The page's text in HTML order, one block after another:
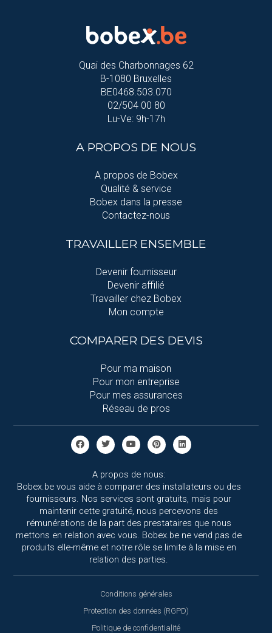
Quai des Charbonnages 62
B-1080 Bruxelles
BE0468.503.070
02/504 00 80
Lu-Ve: 9h-17h
A PROPOS DE NOUS
A propos de Bobex
Qualité & service
Bobex dans la presse
Contactez-nous
TRAVAILLER ENSEMBLE
Devenir fournisseur
Devenir affilié
Travailler chez Bobex
Mon compte
COMPARER DES DEVIS
Pour ma maison
Pour mon entreprise
Pour mes assurances
Réseau de pros
A propos de nous:
Bobex.be vous aide à comparer des installateurs ou des
fournisseurs. Nos services sont gratuits, mais pour
maintenir cette gratuité, nous percevons des
rémunérations de la part des prestataires que nous
mettons en relation avec vous. Bobex.be ne vend pas de
produits elle-même et notre rôle se limite à la mise en
relation des parties.
Conditions générales
Protection des données (RGPD)
Politique de confidentialité